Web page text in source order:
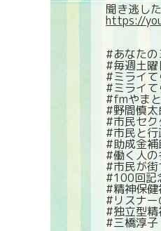
聞き逃し
https://
#あなた
#毎週土
#ミライ
#ミライ
#fmやまと
#野間慎太
#市民セク
#市民と
#助成金
#働く人
#市民が街
#100回記
#精神保
#リスナー
#独立型
#三橋淳子